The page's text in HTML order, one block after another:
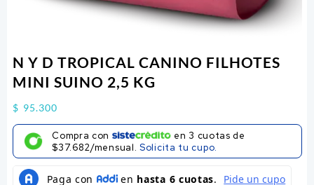
N Y D TROPICAL CANINO FILHOTES
MINI SUINO 2,5 KG
$ 95.300
Compra con en 3 cuotas de
$37.682/mensual.Solicita tu cupo.